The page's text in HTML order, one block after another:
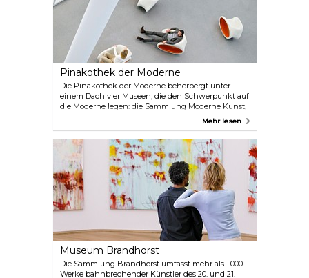
Pinakothek der Moderne
Die Pinakothek der Moderne beherbergt unter
einem Dach vier Museen, die den Schwerpunkt auf
die Moderne legen: die Sammlung Moderne Kunst,
die Neue Sammlung für internationales Design, das
Staatliche Graphische Sammlung. Gemeinsam
bieten sie ein vielfältiges Ausstellungs- und
Sammlungsangebot, das Besuchern mit
unterschiedlichen Hintergründen und Interessen
gerecht wird.
Mehr lesen
Museum Brandhorst
Die Sammlung Brandhorst umfasst mehr als 1.000
Werke bahnbrechender Künstler des 20. und 21.